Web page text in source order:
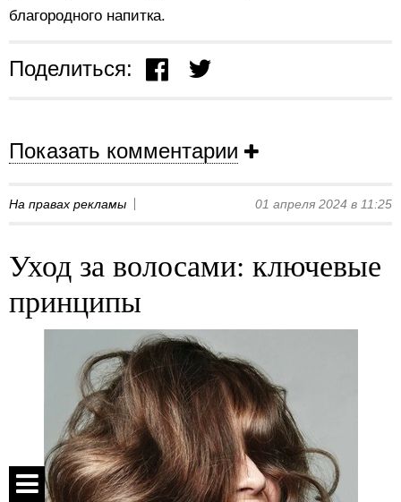
благородного напитка.
Поделиться:
Показать комментарии
На правах рекламы 01 апреля 2024 в 11:25
Уход за волосами: ключевые
принципы